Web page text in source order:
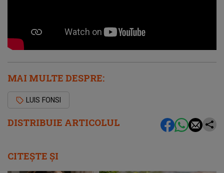
DISTRIBUIE ARTICOLUL
MAI MULTE DESPRE:
LUIS FONSI
CITEȘTE ȘI